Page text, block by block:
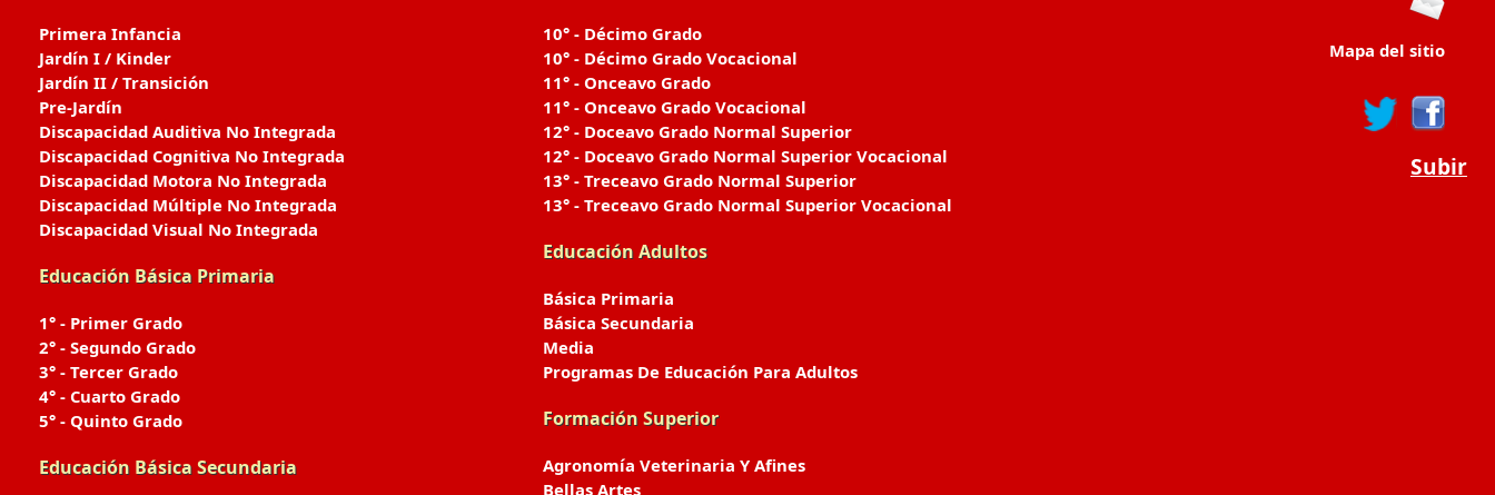
Primera Infancia
Jardín I / Kinder
Jardín II / Transición
Pre-Jardín
Discapacidad Auditiva No Integrada
Discapacidad Cognitiva No Integrada
Discapacidad Motora No Integrada
Discapacidad Múltiple No Integrada
Discapacidad Visual No Integrada
Educación Básica Primaria
1° - Primer Grado
2° - Segundo Grado
3° - Tercer Grado
4° - Cuarto Grado
5° - Quinto Grado
Educación Básica Secundaria
10° - Décimo Grado
10° - Décimo Grado Vocacional
11° - Onceavo Grado
11° - Onceavo Grado Vocacional
12° - Doceavo Grado Normal Superior
12° - Doceavo Grado Normal Superior Vocacional
13° - Treceavo Grado Normal Superior
13° - Treceavo Grado Normal Superior Vocacional
Educación Adultos
Básica Primaria
Básica Secundaria
Media
Programas De Educación Para Adultos
Formación Superior
Agronomía Veterinaria Y Afines
Bellas Artes
Mapa del sitio
Subir